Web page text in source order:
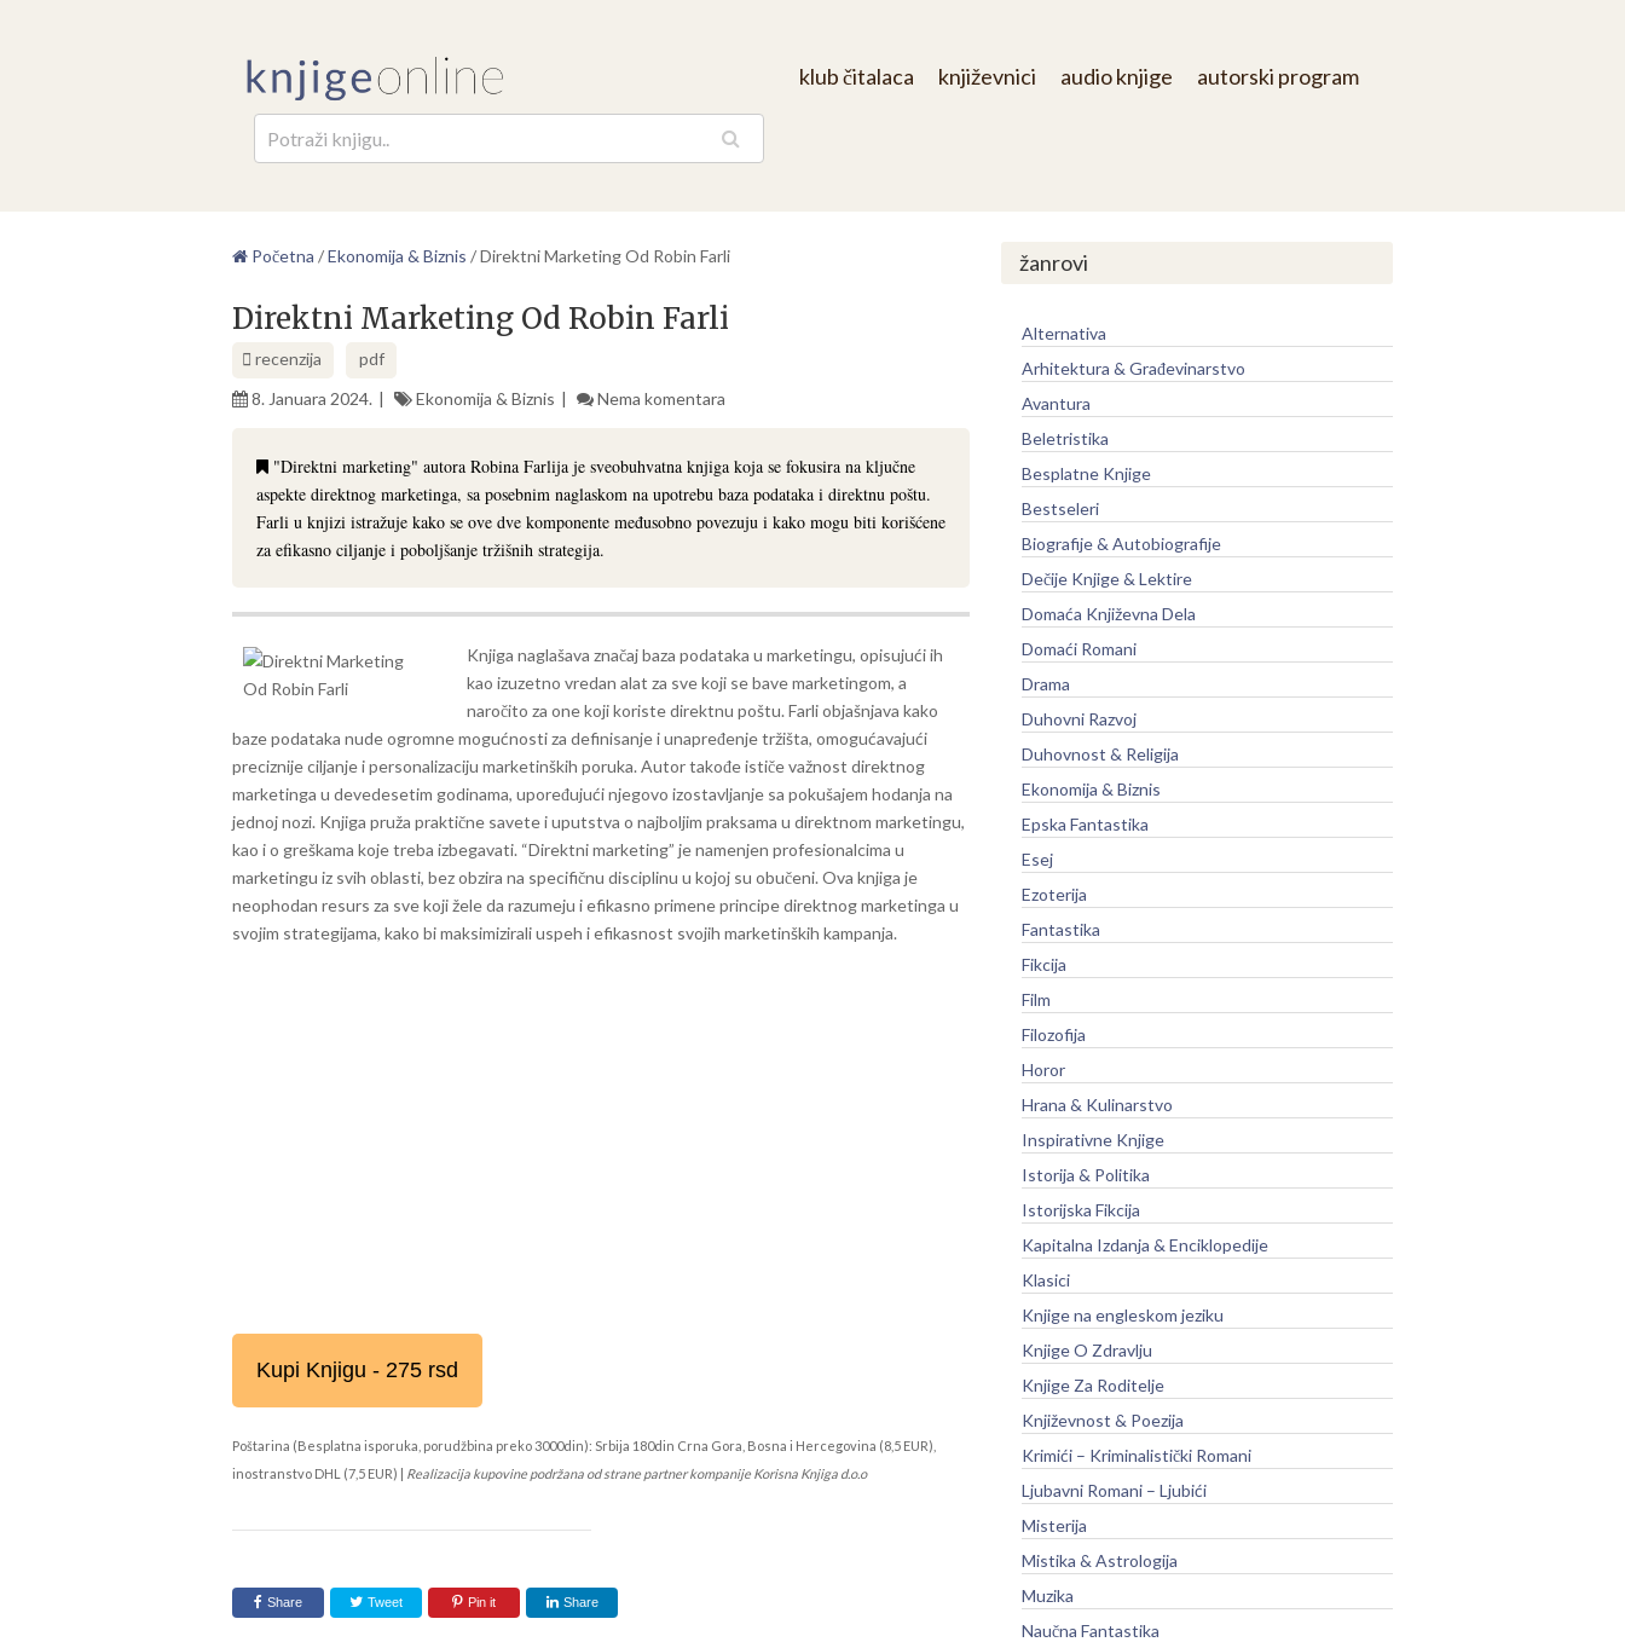
klub čitalaca književnici audio knjige autorski program
Početna /Ekonomija & Biznis /Direktni Marketing Od Robin Farli
Direktni Marketing Od Robin Farli
recenzija
pdf
8. Januara 2024.
Ekonomija & Biznis Nema komentara
"Direktni marketing" autora Robina Farlija je sveobuhvatna knjiga koja se fokusira na ključne
aspekte direktnog marketinga, sa posebnim naglaskom na upotrebu baza podataka i direktnu poštu.
Farli u knjizi istražuje kako se ove dve komponente međusobno povezuju i kako mogu biti korišćene
za efikasno ciljanje i poboljšanje tržišnih strategija.
Knjiga naglašava značaj baza podataka u marketingu, opisujući ih
kao izuzetno vredan alat za sve koji se bave marketingom, a
naročito za one koji koriste direktnu poštu. Farli objašnjava kako
baze podataka nude ogromne mogućnosti za definisanje i unapređenje tržišta, omogućavajući
preciznije ciljanje i personalizaciju marketinških poruka. Autor takođe ističe važnost direktnog
marketinga u devedesetim godinama, upoređujući njegovo izostavljanje sa pokušajem hodanja na
jednoj nozi. Knjiga pruža praktične savete i uputstva o najboljim praksama u direktnom marketingu,
kao i o greškama koje treba izbegavati. “Direktni marketing” je namenjen profesionalcima u
marketingu iz svih oblasti, bez obzira na specifičnu disciplinu u kojoj su obučeni. Ova knjiga je
neophodan resurs za sve koji žele da razumeju i efikasno primene principe direktnog marketinga u
svojim strategijama, kako bi maksimizirali uspeh i efikasnost svojih marketinških kampanja.
Kupi Knjigu - 275 rsd
Poštarina (Besplatna isporuka, porudžbina preko 3000din): Srbija 180din Crna Gora, Bosna i Hercegovina (8,5 EUR),
inostranstvo DHL (7,5 EUR) | Realizacija kupovine podržana od strane partner kompanije Korisna Knjiga d.o.o
Share Tweet Pin it Share
žanrovi
Alternativa
Arhitektura & Građevinarstvo
Avantura
Beletristika
Besplatne Knjige
Bestseleri
Biografije & Autobiografije
Dečije Knjige & Lektire
Domaća Književna Dela
Domaći Romani
Drama
Duhovni Razvoj
Duhovnost & Religija
Ekonomija & Biznis
Epska Fantastika
Esej
Ezoterija
Fantastika
Fikcija
Film
Filozofija
Horor
Hrana & Kulinarstvo
Inspirativne Knjige
Istorija & Politika
Istorijska Fikcija
Kapitalna Izdanja & Enciklopedije
Klasici
Knjige na engleskom jeziku
Knjige O Zdravlju
Knjige Za Roditelje
Književnost & Poezija
Krimići – Kriminalistički Romani
Ljubavni Romani – Ljubići
Misterija
Mistika & Astrologija
Muzika
Naučna Fantastika